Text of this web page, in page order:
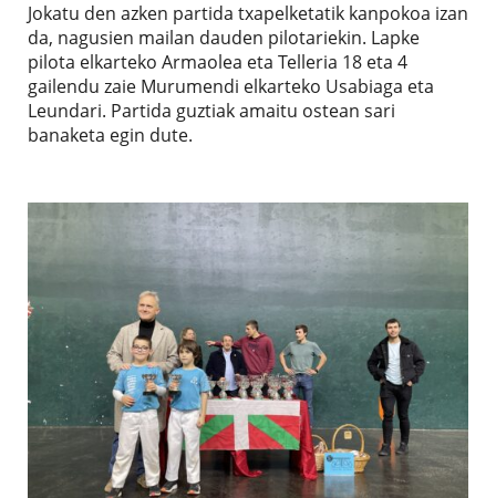
Jokatu den azken partida txapelketatik kanpokoa izan
da, nagusien mailan dauden pilotariekin. Lapke
pilota elkarteko Armaolea eta Telleria 18 eta 4
gailendu zaie Murumendi elkarteko Usabiaga eta
Leundari. Partida guztiak amaitu ostean sari
banaketa egin dute.